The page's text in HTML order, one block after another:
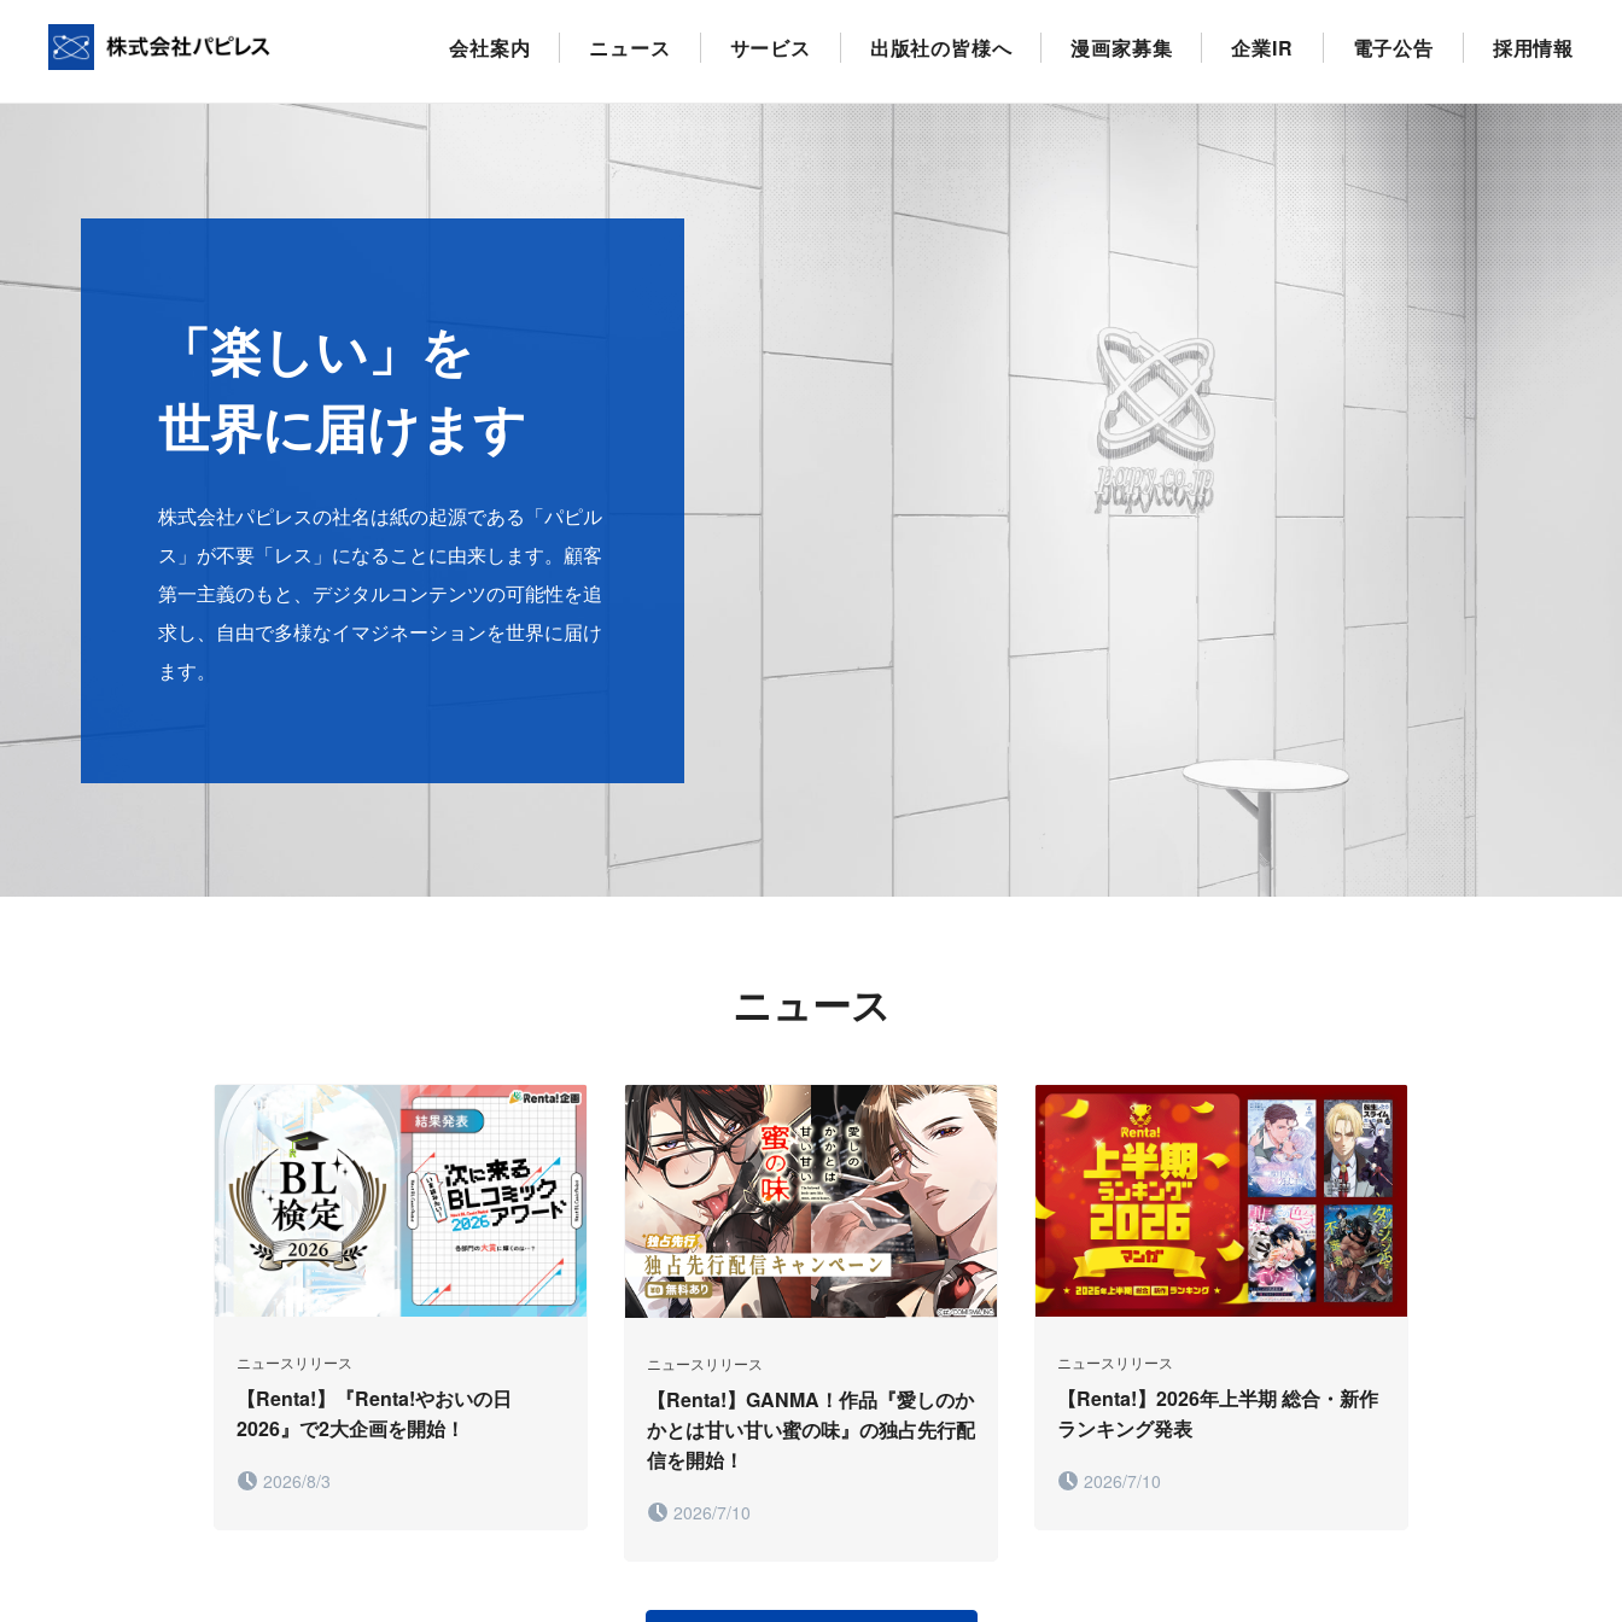
会社案内 ニュース サービス 出版社の皆様へ 漫画家募集 企業IR 電子公告 採用情報
「楽しい」を
世界に届けます
株式会社パピレスの社名は紙の起源である「パピル
ス」が不要「レス」になることに由来します。顧客
第一主義のもと、デジタルコンテンツの可能性を追
求し、自由で多様なイマジネーションを世界に届け
ます。
ニュース
ニュースリリース
【Renta!】『Renta!やおいの日
2026』で2大企画を開始！
2026/8/3
ニュースリリース
【Renta!】GANMA！作品『愛しのか
かとは甘い甘い蜜の味』の独占先行配
信を開始！
2026/7/10
ニュースリリース
【Renta!】2026年上半期 総合・新作
ランキング発表
2026/7/10